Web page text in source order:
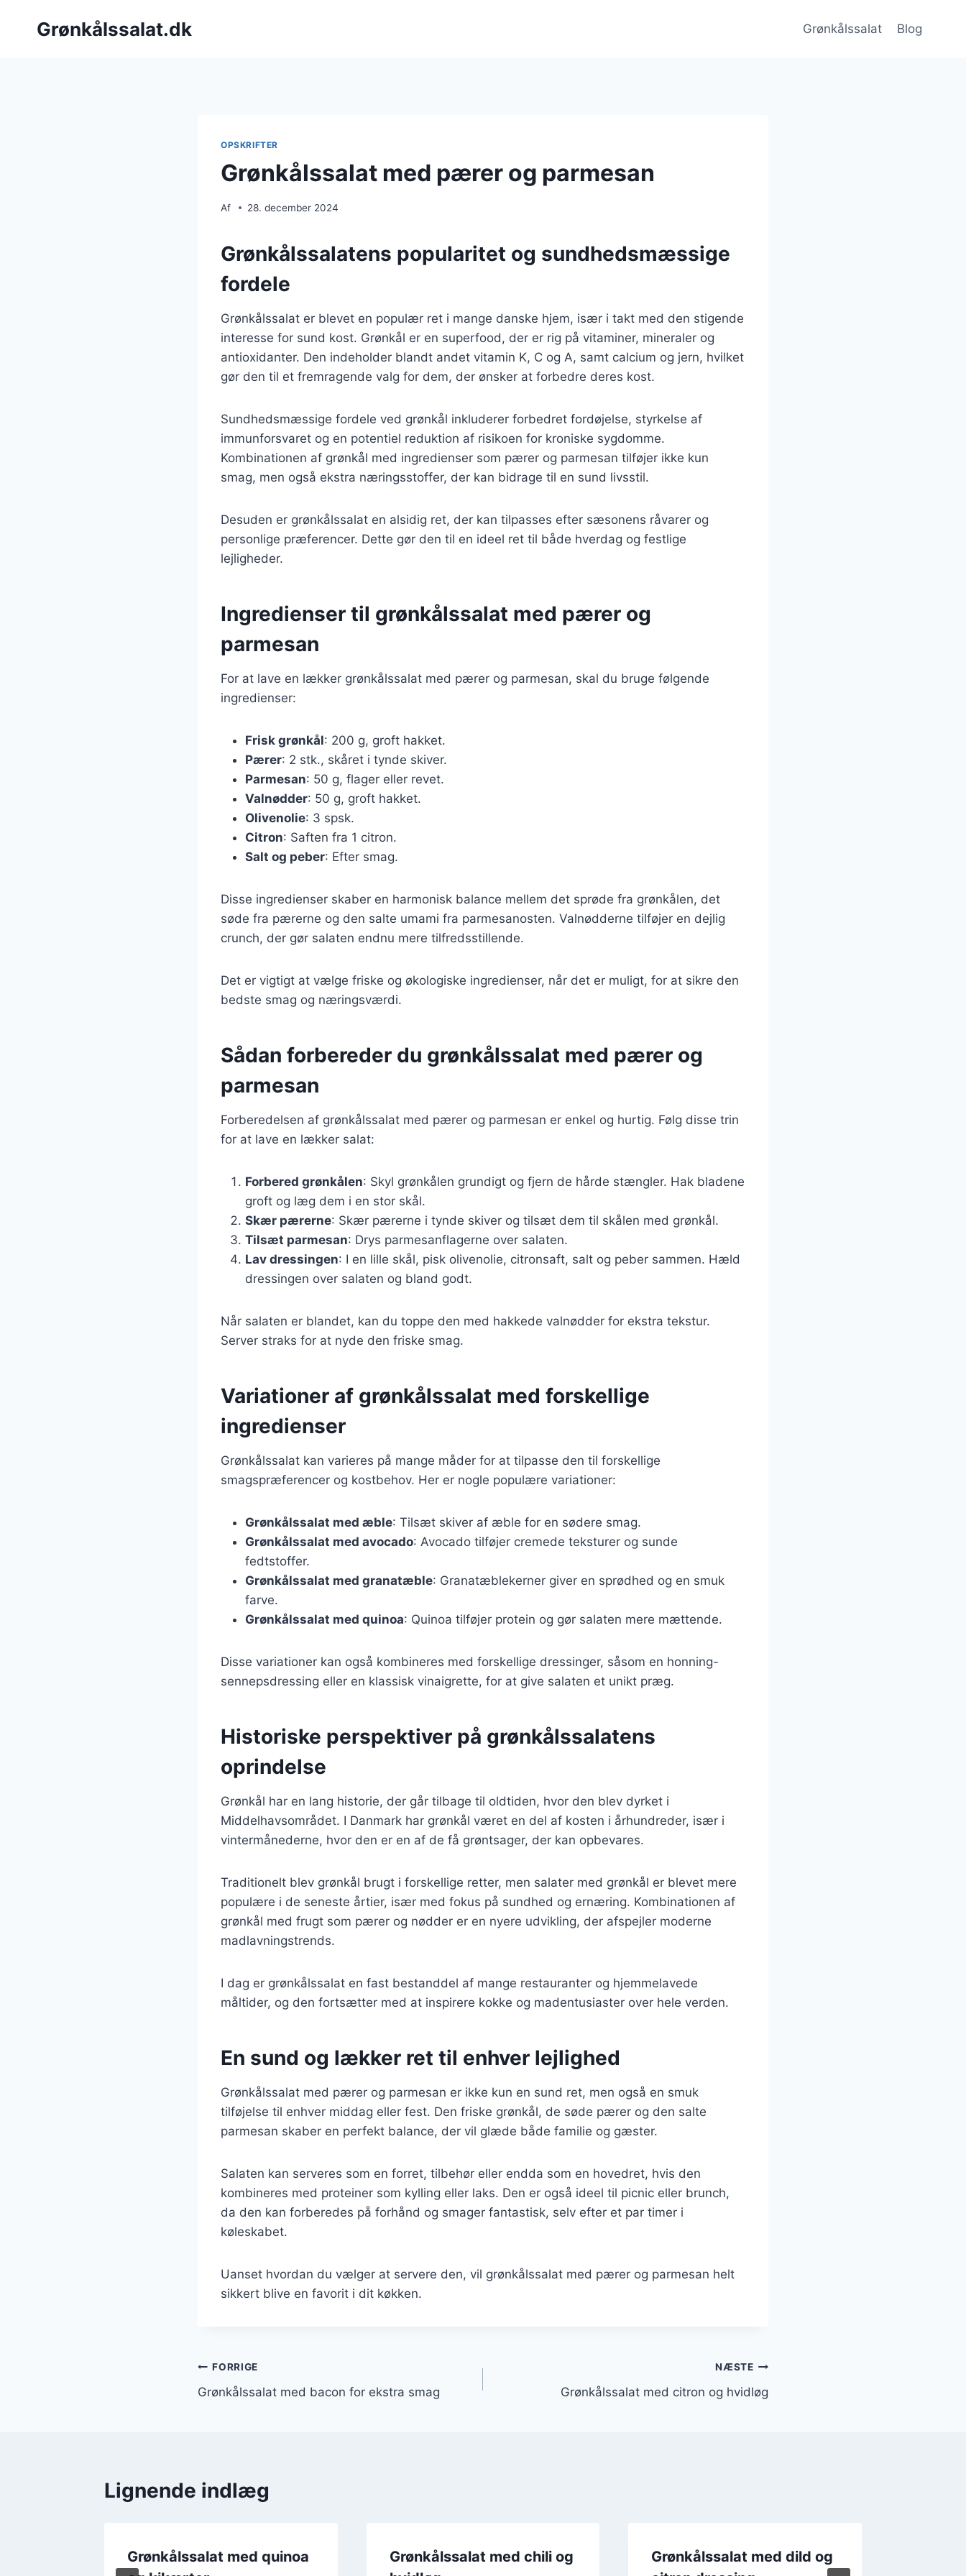
Grønkålssalat.dk Grønkålssalat Blog
OPSKRIFTER
Grønkålssalat med pærer og parmesan
Af 28. december 2024
Grønkålssalatens popularitet og sundhedsmæssige
fordele
Grønkålssalat er blevet en populær ret i mange danske hjem, især i takt med den stigende
interesse for sund kost. Grønkål er en superfood, der er rig på vitaminer, mineraler og
antioxidanter. Den indeholder blandt andet vitamin K, C og A, samt calcium og jern, hvilket
gør den til et fremragende valg for dem, der ønsker at forbedre deres kost.
Sundhedsmæssige fordele ved grønkål inkluderer forbedret fordøjelse, styrkelse af
immunforsvaret og en potentiel reduktion af risikoen for kroniske sygdomme.
Kombinationen af grønkål med ingredienser som pærer og parmesan tilføjer ikke kun
smag, men også ekstra næringsstoffer, der kan bidrage til en sund livsstil.
Desuden er grønkålssalat en alsidig ret, der kan tilpasses efter sæsonens råvarer og
personlige præferencer. Dette gør den til en ideel ret til både hverdag og festlige
lejligheder.
Ingredienser til grønkålssalat med pærer og
parmesan
For at lave en lækker grønkålssalat med pærer og parmesan, skal du bruge følgende
ingredienser:
Frisk grønkål: 200 g, groft hakket.
Pærer: 2 stk., skåret i tynde skiver.
Parmesan: 50 g, flager eller revet.
Valnødder: 50 g, groft hakket.
Olivenolie: 3 spsk.
Citron: Saften fra 1 citron.
Salt og peber: Efter smag.
Disse ingredienser skaber en harmonisk balance mellem det sprøde fra grønkålen, det
søde fra pærerne og den salte umami fra parmesanosten. Valnødderne tilføjer en dejlig
crunch, der gør salaten endnu mere tilfredsstillende.
Det er vigtigt at vælge friske og økologiske ingredienser, når det er muligt, for at sikre den
bedste smag og næringsværdi.
Sådan forbereder du grønkålssalat med pærer og
parmesan
Forberedelsen af grønkålssalat med pærer og parmesan er enkel og hurtig. Følg disse trin
for at lave en lækker salat:
Forbered grønkålen: Skyl grønkålen grundigt og fjern de hårde stængler. Hak bladene
groft og læg dem i en stor skål.
Skær pærerne: Skær pærerne i tynde skiver og tilsæt dem til skålen med grønkål.
Tilsæt parmesan: Drys parmesanflagerne over salaten.
Lav dressingen: I en lille skål, pisk olivenolie, citronsaft, salt og peber sammen. Hæld
dressingen over salaten og bland godt.
Når salaten er blandet, kan du toppe den med hakkede valnødder for ekstra tekstur.
Server straks for at nyde den friske smag.
Variationer af grønkålssalat med forskellige
ingredienser
Grønkålssalat kan varieres på mange måder for at tilpasse den til forskellige
smagspræferencer og kostbehov. Her er nogle populære variationer:
Grønkålssalat med æble: Tilsæt skiver af æble for en sødere smag.
Grønkålssalat med avocado: Avocado tilføjer cremede teksturer og sunde
fedtstoffer.
Grønkålssalat med granatæble: Granatæblekerner giver en sprødhed og en smuk
farve.
Grønkålssalat med quinoa: Quinoa tilføjer protein og gør salaten mere mættende.
Disse variationer kan også kombineres med forskellige dressinger, såsom en honning-
sennepsdressing eller en klassisk vinaigrette, for at give salaten et unikt præg.
Historiske perspektiver på grønkålssalatens
oprindelse
Grønkål har en lang historie, der går tilbage til oldtiden, hvor den blev dyrket i
Middelhavsområdet. I Danmark har grønkål været en del af kosten i århundreder, især i
vintermånederne, hvor den er en af de få grøntsager, der kan opbevares.
Traditionelt blev grønkål brugt i forskellige retter, men salater med grønkål er blevet mere
populære i de seneste årtier, især med fokus på sundhed og ernæring. Kombinationen af
grønkål med frugt som pærer og nødder er en nyere udvikling, der afspejler moderne
madlavningstrends.
I dag er grønkålssalat en fast bestanddel af mange restauranter og hjemmelavede
måltider, og den fortsætter med at inspirere kokke og madentusiaster over hele verden.
En sund og lækker ret til enhver lejlighed
Grønkålssalat med pærer og parmesan er ikke kun en sund ret, men også en smuk
tilføjelse til enhver middag eller fest. Den friske grønkål, de søde pærer og den salte
parmesan skaber en perfekt balance, der vil glæde både familie og gæster.
Salaten kan serveres som en forret, tilbehør eller endda som en hovedret, hvis den
kombineres med proteiner som kylling eller laks. Den er også ideel til picnic eller brunch,
da den kan forberedes på forhånd og smager fantastisk, selv efter et par timer i
køleskabet.
Uanset hvordan du vælger at servere den, vil grønkålssalat med pærer og parmesan helt
sikkert blive en favorit i dit køkken.
Indlægsnavigation
FORRIGE
Grønkålssalat med bacon for ekstra smag
NÆSTE
Grønkålssalat med citron og hvidløg
Lignende indlæg
Grønkålssalat med quinoa
Grønkålssalat med chili og
Grønkålssalat med dild og